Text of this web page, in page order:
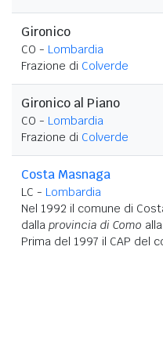
Gironico
CO - Lombardia
Frazione di Colverde
Gironico al Piano
CO - Lombardia
Frazione di Colverde
Costa Masnaga
LC - Lombardia
Nel 1992 il comune di
dalla provincia di Como alla
Prima del 1997 il CAP del